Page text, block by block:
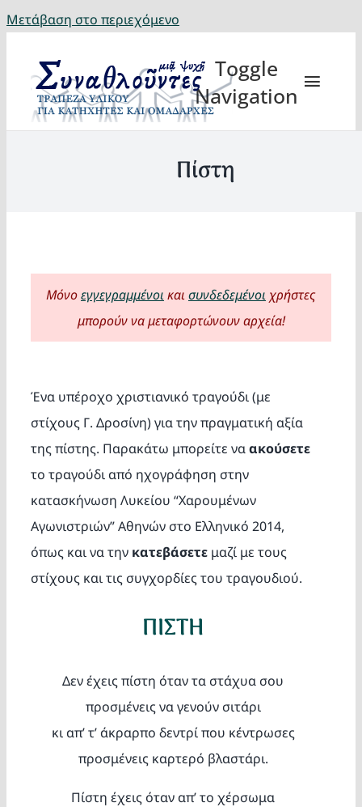
Μετάβαση στο περιεχόμενο
Toggle
Navigation
Πίστη
Μόνοεγγεγραμμένοικαισυνδεδεμένοι χρήστες
μπορούν να μεταφορτώνουν αρχεία!
Ένα υπέροχο χριστιανικό τραγούδι (με
στίχους Γ. Δροσίνη) για την πραγματική αξία
της πίστης. Παρακάτω μπορείτε ναακούσετε
το τραγούδι από ηχογράφηση στην
κατασκήνωση Λυκείου “Χαρουμένων
Αγωνιστριών” Αθηνών στο Ελληνικό 2014,
όπως και να την κατεβάσετε μαζί με τους
στίχους και τις συγχορδίες του τραγουδιού.
ΠΙΣΤΗ
Δεν έχεις πίστη όταν τα στάχυα σου
προσμένεις να γενούν σιτάρι
κι απ’ τ’ άκραρπο δεντρί που κέντρωσες
προσμένεις καρτερό βλαστάρι.
Πίστη έχεις όταν απ’ το χέρσωμα